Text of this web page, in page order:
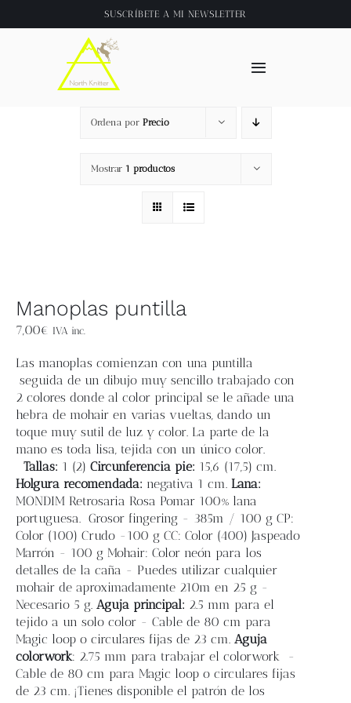
al
SUSCRÍBETE A MI NEWSLETTER
Toggle
Inicio
About
Tienda
Videos
Contacto
Newsletter
Carrito
Mi cuenta
Ordena por Precio
Mostrar 1 productos
Manoplas puntilla
7,00€ IVA inc.
Las manoplas comienzan con una puntilla
seguida de un dibujo muy sencillo trabajado con
2 colores donde al color principal se le añade una
hebra de mohair en varias vueltas, dando un
toque muy sutil de luz y color. La parte de la
mano es toda lisa, tejida con un único color.
Tallas: 1 (2) Circunferencia pie: 15,6 (17,5) cm.
Holgura recomendada: negativa 1 cm. Lana:
MONDIM Retrosaria Rosa Pomar 100% lana
portuguesa. Grosor fingering - 385m / 100 g CP:
Color (100) Crudo -100 g CC: Color (400) Jaspeado
Marrón - 100 g Mohair: Color neón para los
detalles de la caña - Puedes utilizar cualquier
mohair de aproximadamente 210m en 25 g -
Necesario 5 g. Aguja principal: 2.5 mm para el
tejido a un solo color - Cable de 80 cm para
Magic loop o circulares fijas de 23 cm. Aguja
colorwork: 2.75 mm para trabajar el colorwork -
Cable de 80 cm para Magic loop o circulares fijas
de 23 cm. ¡Tienes disponible el patrón de los